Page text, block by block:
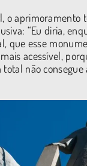
o aprimoramento
“Eu diria,
que esse
acessível,
total não